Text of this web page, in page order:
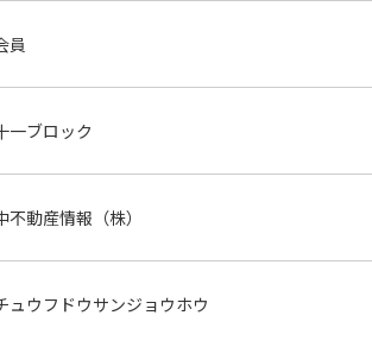
員
一ブロック
不動産情報（株）
ュウフドウサンジョウホウ